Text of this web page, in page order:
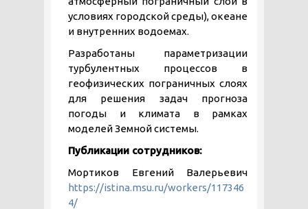
условиях городской среды), океане
и внутренних водоемах.
Разработаны параметризации
турбулентных процессов в
геофизических пограничных слоях
для решения задач прогноза
погоды и климата в рамках
моделей Земной системы.
Публикации сотрудников:
Мортиков Евгений Валерьевич
https://istina.msu.ru/workers/117346
4/